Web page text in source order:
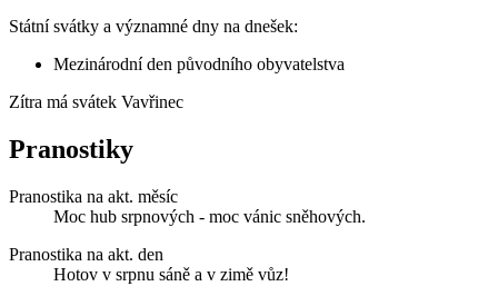
Státní svátky a významné dny na dnešek:
Mezinárodní den původního obyvatelstva
Zítra má svátek Vavřinec
Pranostiky
Pranostika na akt. měsíc
Moc hub srpnových - moc vánic sněhových.
Pranostika na akt. den
Hotov v srpnu sáně a v zimě vůz!